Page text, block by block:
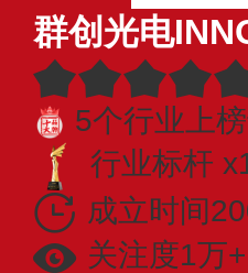
群创光电
5个行业上
行业标杆
成立时间
关注度1万+